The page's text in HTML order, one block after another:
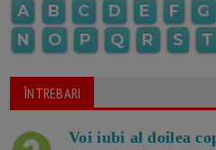
A B C D E F G
N
O P Q R S T
ÎNTREBARI
Voi iubi al doilea